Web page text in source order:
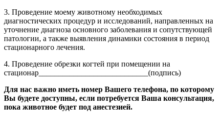
3. Проведение моему животному необходимых
диагностических процедур и исследований, направленных на
уточнение диагноза основного заболевания и сопутствующей
патологии, а также выявления динамики состояния в период
стационарного лечения.
4. Проведение обрезки когтей при помещении на
стационар____________________________(подпись)
Для нас важно иметь номер Вашего телефона, по которому
Вы будете доступны, если потребуется Ваша консультация,
пока животное будет под анестезией.